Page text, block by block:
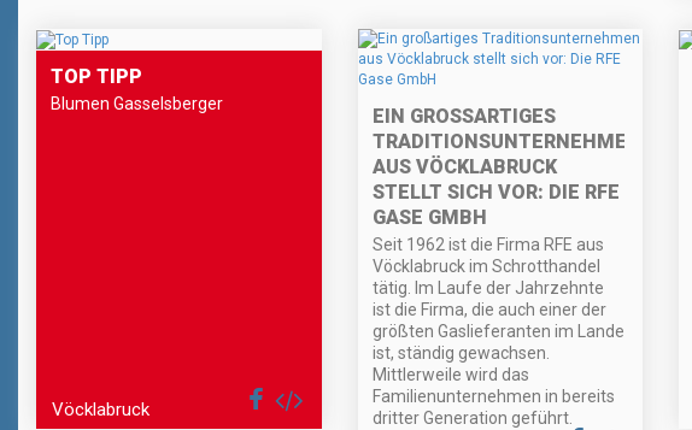
TOP TIPP
Blumen Gasselsberger
Vöcklabruck
EIN GROSSARTIGES T
RADITIONSUNTERNEHMEN A
US VÖCKLABRUCK S
TELLT SICH VOR: DIE RFE G
ASE GMBH
Seit 1962 ist die Firma RFE aus
Vöcklabruck im Schrotthandel
tätig. Im Laufe der Jahrzehnte
ist die Firma, die auch einer der
größten Gaslieferanten im Lande
ist, ständig gewachsen.
Mittlerweile wird das
Familienunternehmen in bereits
dritter Generation geführt.